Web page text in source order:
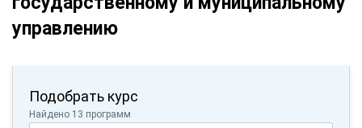
управлению
Подобрать курс
Найдено 13 программ